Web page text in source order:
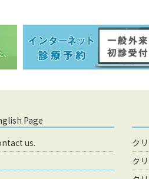
Page
us.
ク
ク